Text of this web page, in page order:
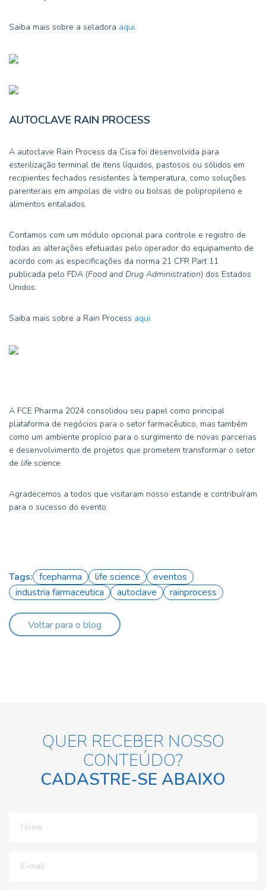
Saiba mais sobre a seladora aqui.
AUTOCLAVE RAIN PROCESS
A autoclave Rain Process da Cisa foi desenvolvida para
esterilização terminal de itens líquidos, pastosos ou sólidos em
recipientes fechados resistentes à temperatura, como soluções
parenterais em ampolas de vidro ou bolsas de polipropileno e
alimentos entalados.
Contamos com um módulo opcional para controle e registro de
todas as alterações efetuadas pelo operador do equipamento de
acordo com as especificações da norma 21 CFR Part 11
publicada pelo FDA (Food and Drug Administration) dos Estados
Unidos.
Saiba mais sobre a Rain Process aqui.
A FCE Pharma 2024 consolidou seu papel como principal
plataforma de negócios para o setor farmacêutico, mas também
como um ambiente propício para o surgimento de novas parcerias
e desenvolvimento de projetos que prometem transformar o setor
de life science.
Agradecemos a todos que visitaram nosso estande e contribuíram
para o sucesso do evento.
Tags: fcepharma life science
eventos
industria farmaceutica
autoclave rainprocess
Voltar para o blog
QUER RECEBER NOSSO
CONTEÚDO?
CADASTRE-SE ABAIXO